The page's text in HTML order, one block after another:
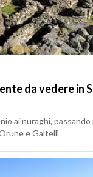
da vedere in
ai nuraghi, passando
e Galtellì